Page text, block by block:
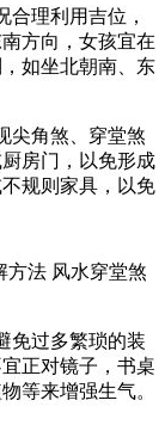
合理利用吉位，
方向，女孩宜在
如坐北朝南、东
尖角煞、穿堂煞
房门，以免形成
规则家具，以免
免过多繁琐的装
正对镜子，书桌
等来增强生气。